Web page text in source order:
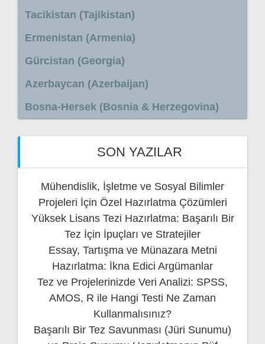
Tacikistan (Tajikistan)
Ermenistan (Armenia)
Gürcistan (Georgia)
Azerbaycan (Azerbaijan)
Bosna-Hersek (Bosnia & Herzegovina)
SON YAZILAR
Mühendislik, İşletme ve Sosyal Bilimler
Projeleri İçin Özel Hazırlatma Çözümleri
Yüksek Lisans Tezi Hazırlatma: Başarılı Bir
Tez İçin İpuçları ve Stratejiler
Essay, Tartışma ve Münazara Metni
Hazırlatma: İkna Edici Argümanlar
Tez ve Projelerinizde Veri Analizi: SPSS,
AMOS, R ile Hangi Testi Ne Zaman
Kullanmalısınız?
Başarılı Bir Tez Savunması (Jüri Sunumu)